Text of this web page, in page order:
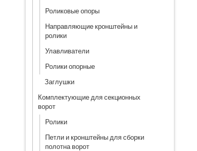
Роликовые опоры
Направляющие кронштейны и
ролики
Улавливатели
Ролики опорные
Заглушки
Комплектующие для секционных
ворот
Ролики
Петли и кронштейны для сборки
полотна ворот